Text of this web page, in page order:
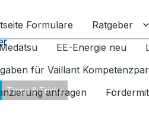
Formulare
Ratgeber
EE-Energie neu
für Vaillant
anfragen
Tipps & Tricks